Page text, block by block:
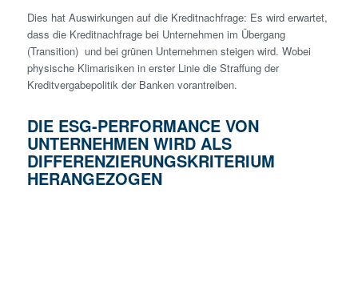
Dies hat Auswirkungen auf die Kreditnachfrage: Es wird erwartet,
dass die Kreditnachfrage bei Unternehmen im Übergang
(Transition) und bei grünen Unternehmen steigen wird. Wobei
physische Klimarisiken in erster Linie die Straffung der
Kreditvergabepolitik der Banken vorantreiben.
DIE ESG-PERFORMANCE VON
UNTERNEHMEN WIRD ALS
DIFFERENZIERUNGSKRITERIUM
HERANGEZOGEN